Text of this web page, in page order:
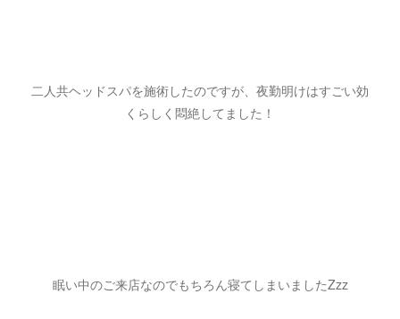
二人共ヘッドスパを施術したのですが、夜勤明けはすごい効
くらしく悶絶してました！
眠い中のご来店なのでもちろん寝てしまいましたZzz